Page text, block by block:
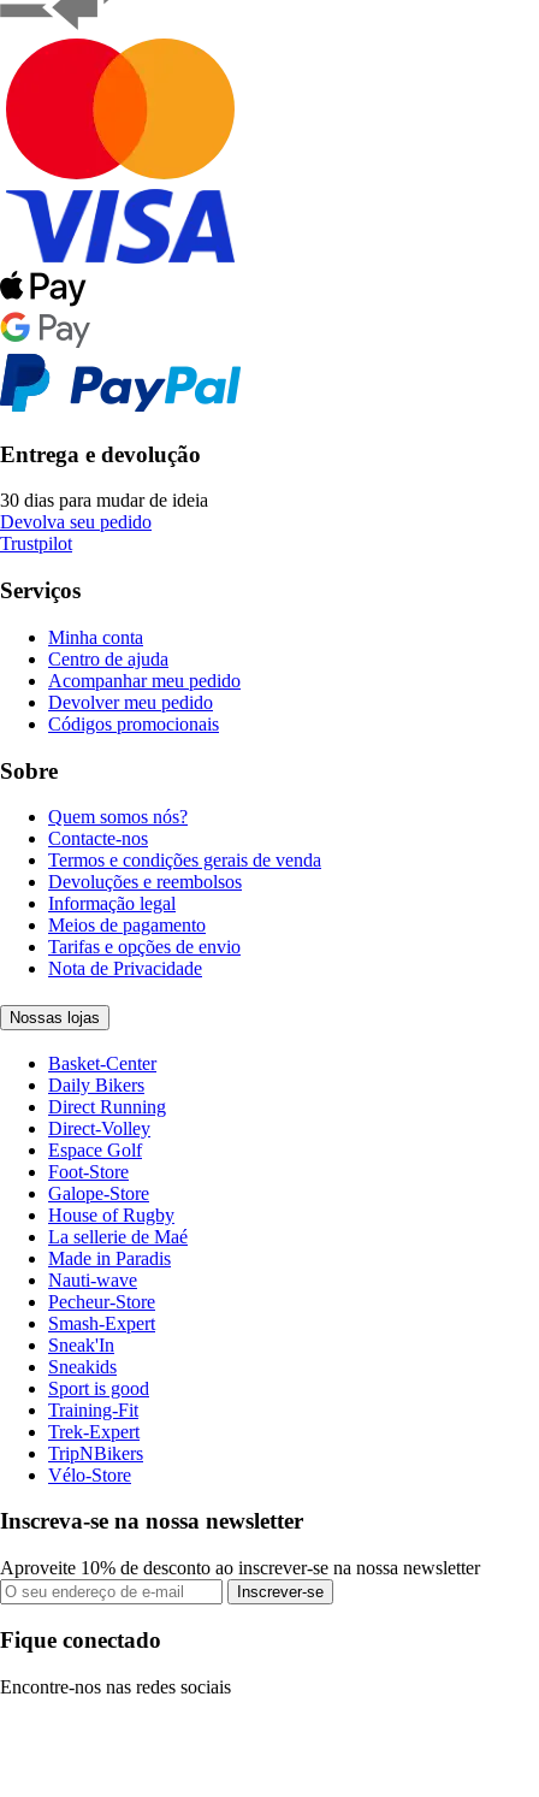
Entrega e devolução
30 dias para mudar de ideia
Devolva seu pedido
Trustpilot
Serviços
Minha conta
Centro de ajuda
Acompanhar meu pedido
Devolver meu pedido
Códigos promocionais
Sobre
Quem somos nós?
Contacte-nos
Termos e condições gerais de venda
Devoluções e reembolsos
Informação legal
Meios de pagamento
Tarifas e opções de envio
Nota de Privacidade
Nossas lojas
Basket-Center
Daily Bikers
Direct Running
Direct-Volley
Espace Golf
Foot-Store
Galope-Store
House of Rugby
La sellerie de Maé
Made in Paradis
Nauti-wave
Pecheur-Store
Smash-Expert
Sneak'In
Sneakids
Sport is good
Training-Fit
Trek-Expert
TripNBikers
Vélo-Store
Inscreva-se na nossa newsletter
Aproveite 10% de desconto ao inscrever-se na nossa newsletter
Inscrever-se
Fique conectado
Encontre-nos nas redes sociais